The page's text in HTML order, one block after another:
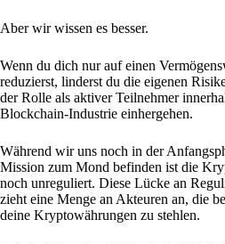
Aber wir wissen es besser.
Wenn du dich nur auf einen
reduzierst, linderst du die eigenen
der Rolle als aktiver Teilnehmer
Blockchain-Industrie einhergehen.
Während wir uns noch in der
Mission zum Mond befinden ist die
noch unreguliert. Diese Lücke an
zieht eine Menge an Akteuren an, die
deine Kryptowährungen zu stehlen.